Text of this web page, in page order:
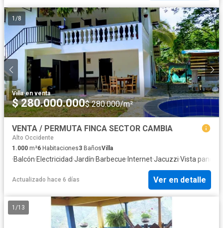
1 /8
Villa·en venta
$ 280.000.000$ 280.000/m²
VENTA / PERMUTA FINCA SECTOR CAMBIA
Alto Occidente
1.000 m²6 Habitaciones3 BañosVilla
·Balcón·Electricidad·Jardín·Barbecue· Internet·Jacuzzi·Vista
Actualizado hace 6 días Ver en detalle
1 /13